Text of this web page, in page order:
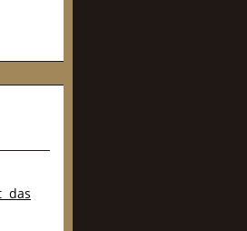
das